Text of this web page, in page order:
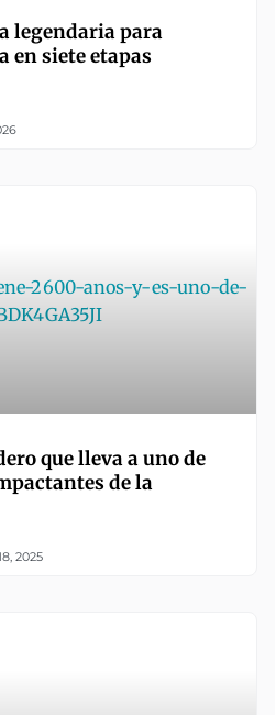
legendaria para
en siete etapas
que lleva a uno de
de la
2025